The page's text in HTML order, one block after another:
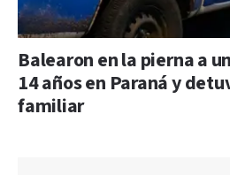
Balearon en la pierna a
14 años en Paraná y
familiar